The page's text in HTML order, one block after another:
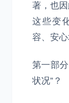
著，也
这些变
容、安心
第一部
状况”？